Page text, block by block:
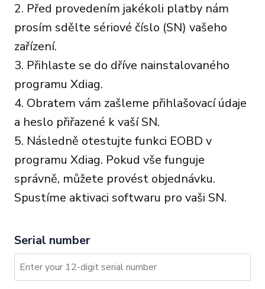
2. Před provedením jakékoli platby nám
prosím sdělte sériové číslo (SN) vašeho
zařízení.
3. Přihlaste se do dříve nainstalovaného
programu Xdiag.
4. Obratem vám zašleme přihlašovací údaje
a heslo přiřazené k vaší SN.
5. Následně otestujte funkci EOBD v
programu Xdiag. Pokud vše funguje
správně, můžete provést objednávku.
Spustíme aktivaci softwaru pro vaši SN.
Serial number